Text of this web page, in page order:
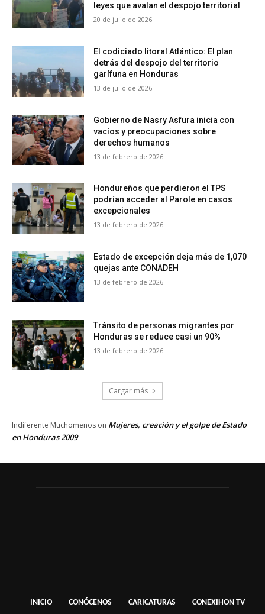
leyes que avalan el despojo territorial
20 de julio de 2026
El codiciado litoral Atlántico: El plan
detrás del despojo del territorio
garífuna en Honduras
13 de julio de 2026
Gobierno de Nasry Asfura inicia con
vacíos y preocupaciones sobre
derechos humanos
13 de febrero de 2026
Hondureños que perdieron el TPS
podrían acceder al Parole en casos
excepcionales
13 de febrero de 2026
Estado de excepción deja más de 1,070
quejas ante CONADEH
13 de febrero de 2026
Tránsito de personas migrantes por
Honduras se reduce casi un 90%
13 de febrero de 2026
Cargar más
Indiferente Muchomenos on Mujeres, creación y el golpe de Estado
en Honduras 2009
INICIO CONÓCENOS CARICATURAS CONEXIHON TV